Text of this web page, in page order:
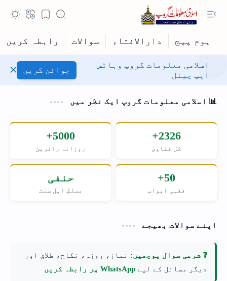
Hidden Menu
اسلامی معلومات گروپ وہاٹس
ایپ چینل
جوائن کریں
📊 اسلامی معلومات گروپ ایک نظر میں
2326+
کل فتاویٰ
5000+
روزانہ زائرین
50+
فقہی ابواب
حنفی
مسلکِ اہل سنت
اپنے سوالات بھیجے
❓ شرعی سوال پوچھیں: نماز، روزہ، نکاح، طلاق اور
دیگر مسائل کے لیے WhatsApp پر رابطہ کریں